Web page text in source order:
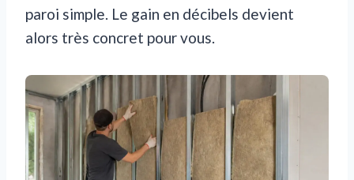
paroi simple. Le gain en décibels devient
alors très concret pour vous.